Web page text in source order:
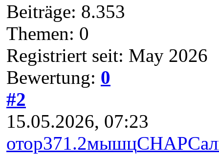
Beiträge: 8.353
Themen: 0
Registriert seit: May 2026
Bewertung: 0
#2
15.05.2026, 07:23
отор371.2мышцCHAP